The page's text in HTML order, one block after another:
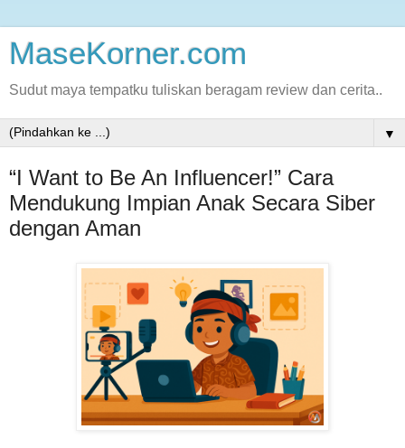
MaseKorner.com
Sudut maya tempatku tuliskan beragam review dan cerita..
▼
“I Want to Be An Influencer!” Cara
Mendukung Impian Anak Secara Siber
dengan Aman